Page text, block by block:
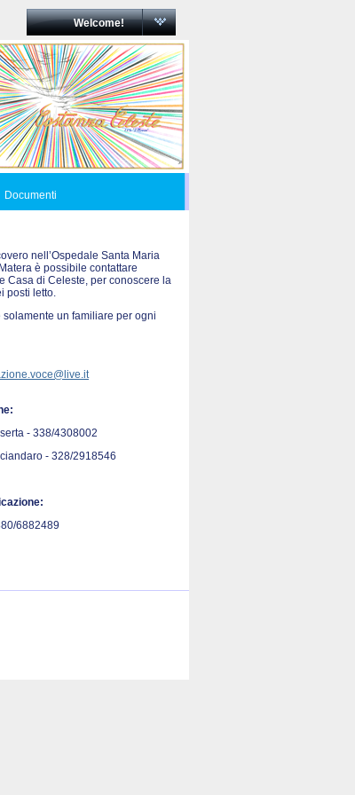
Welcome!
Documenti
nell’Ospedale Santa Maria
è possibile contattare
Casa di Celeste, per conoscere la
posti letto.
solamente un familiare per ogni
- 338/4308002
- 328/2918546
6882489